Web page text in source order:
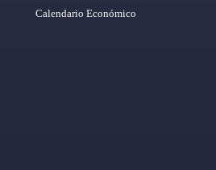
Calendario Económico